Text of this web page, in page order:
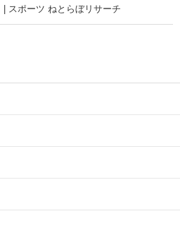
スポーツ ねとらぼリサーチ